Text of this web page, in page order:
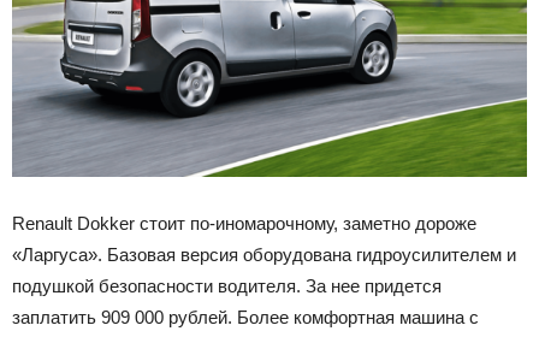
Renault Dokker стоит по-иномарочному, заметно дороже
«Ларгуса». Базовая версия оборудована гидроусилителем и
подушкой безопасности водителя. За нее придется
заплатить 909 000 рублей. Более комфортная машина с